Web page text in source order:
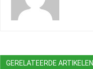
GERELATEERDE ARTIKELEN